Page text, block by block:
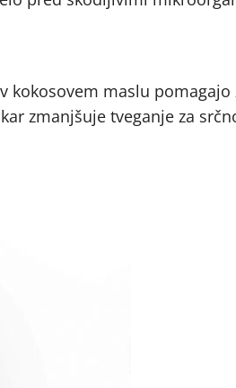
kokosovem maslu pomagajo
zmanjšuje tveganje za